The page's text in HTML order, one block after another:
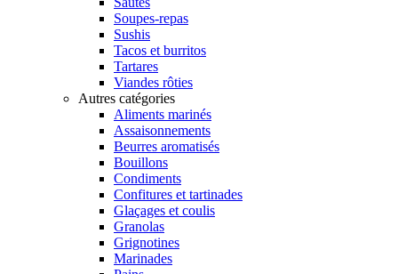
Soupes-repas
Sushis
Tacos et burritos
Tartares
Viandes rôties
Autres catégories
Aliments marinés
Assaisonnements
Beurres aromatisés
Bouillons
Condiments
Confitures et tartinades
Glaçages et coulis
Granolas
Grignotines
Marinades